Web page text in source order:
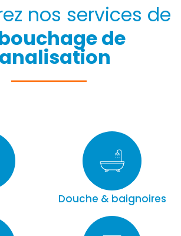
nos services de
de
Douche & baignoires